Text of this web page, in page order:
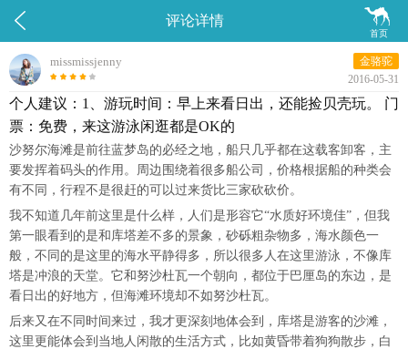
 
首页
评论详情
missmissjenny
金骆驼
2016-05-31
个人建议：1、游玩时间：早上来看日出，还能捡贝壳玩。 门
票：免费，来这游泳闲逛都是OK的
沙努尔海滩是前往蓝梦岛的必经之地，船只几乎都在这载客卸客，主
要发挥着码头的作用。周边围绕着很多船公司，价格根据船的种类会
有不同，行程不是很赶的可以过来货比三家砍砍价。
我不知道几年前这里是什么样，人们是形容它“水质好环境佳”，但我
第一眼看到的是和库塔差不多的景象，砂砾粗杂物多，海水颜色一
般，不同的是这里的海水平静得多，所以很多人在这里游泳，不像库
塔是冲浪的天堂。它和努沙杜瓦一个朝向，都位于巴厘岛的东边，是
看日出的好地方，但海滩环境却不如努沙杜瓦。
后来又在不同时间来过，我才更深刻地体会到，库塔是游客的沙滩，
这里更能体会到当地人闲散的生活方式，比如黄昏带着狗狗散步，白